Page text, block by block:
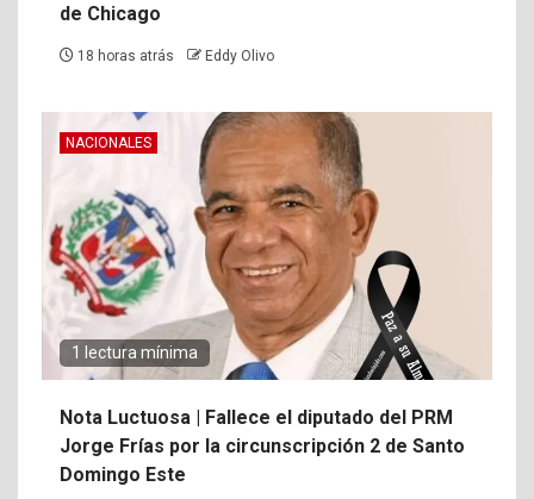
de Chicago
18 horas atrás Eddy Olivo
NACIONALES
1 lectura mínima
Nota Luctuosa | Fallece el diputado del PRM
Jorge Frías por la circunscripción 2 de Santo
Domingo Este